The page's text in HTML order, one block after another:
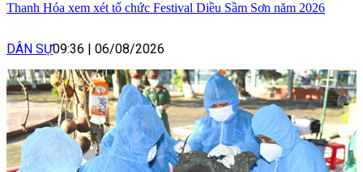
Thanh Hóa xem xét tổ chức Festival Diều Sầm Sơn năm 2026
DÂN SỰ09:36 06/08/2026